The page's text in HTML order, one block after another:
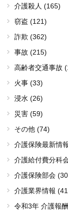
介護殺人 (165)
窃盗 (121)
詐欺 (362)
事故 (215)
高齢者交通事故
火事 (33)
浸水 (26)
災害 (59)
その他 (74)
介護保険最新情
介護給付費分科
介護保険部会
介護業界情報
令和3年 介護報